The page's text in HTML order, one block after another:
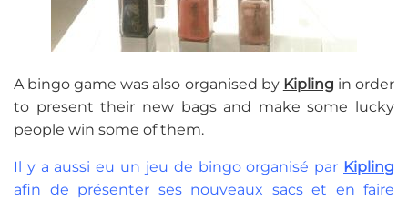
A bingo game was also organised by Kipling in order
to present their new bags and make some lucky
people win some of them.
Il y a aussi eu un jeu de bingo organisé par Kipling
afin de présenter ses nouveaux sacs et en faire